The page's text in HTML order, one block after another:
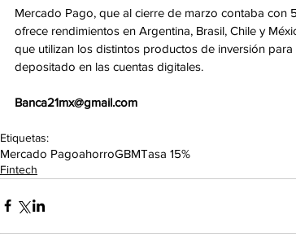
Mercado Pago, que al cierre de marzo contaba con
ofrece rendimientos en Argentina, Brasil, Chile y
que utilizan los distintos productos de inversión
depositado en las cuentas digitales.
Banca21mx@gmail.com
Etiquetas:
Mercado PagoahorroGBMTasa 15%
Fintech